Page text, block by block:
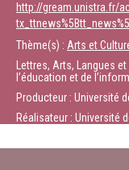
http://gream.unistra.fr/
Thème(s) : Arts et
Lettres, Arts, Langues
l’éducation et de
Producteur : Université
Réalisateur : Université